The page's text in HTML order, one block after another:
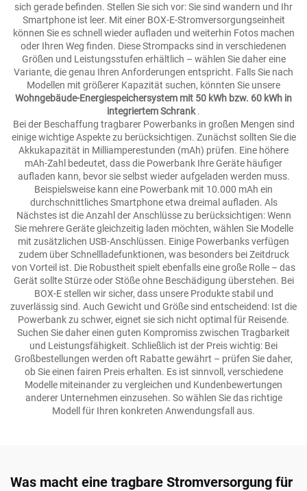
sich gerade befinden. Stellen Sie sich vor: Sie sind wandern und Ihr
Smartphone ist leer. Mit einer BOX-E-Stromversorgungseinheit
können Sie es schnell wieder aufladen und weiterhin Fotos machen
oder Ihren Weg finden. Diese Strompacks sind in verschiedenen
Größen und Leistungsstufen erhältlich – wählen Sie daher eine
Variante, die genau Ihren Anforderungen entspricht. Falls Sie nach
Modellen mit größerer Kapazität suchen, könnten Sie unsere
Wohngebäude-Energiespeichersystem mit 50 kWh bzw. 60 kWh in
integriertem Schrank.
Bei der Beschaffung tragbarer Powerbanks in großen Mengen sind
einige wichtige Aspekte zu berücksichtigen. Zunächst sollten Sie die
Akkukapazität in Milliamperestunden (mAh) prüfen. Eine höhere
mAh-Zahl bedeutet, dass die Powerbank Ihre Geräte häufiger
aufladen kann, bevor sie selbst wieder aufgeladen werden muss.
Beispielsweise kann eine Powerbank mit 10.000 mAh ein
durchschnittliches Smartphone etwa dreimal aufladen. Als
Nächstes ist die Anzahl der Anschlüsse zu berücksichtigen: Wenn
Sie mehrere Geräte gleichzeitig laden möchten, wählen Sie Modelle
mit zusätzlichen USB-Anschlüssen. Einige Powerbanks verfügen
zudem über Schnellladefunktionen, was besonders bei Zeitdruck
von Vorteil ist. Die Robustheit spielt ebenfalls eine große Rolle – das
Gerät sollte Stürze oder Stöße ohne Beschädigung überstehen. Bei
BOX-E stellen wir sicher, dass unsere Produkte stabil und
zuverlässig sind. Auch Gewicht und Größe sind entscheidend: Ist die
Powerbank zu schwer, eignet sie sich nicht optimal für Reisende.
Suchen Sie daher einen guten Kompromiss zwischen Tragbarkeit
und Leistungsfähigkeit. Schließlich ist der Preis wichtig: Bei
Großbestellungen werden oft Rabatte gewährt – prüfen Sie daher,
ob Sie einen fairen Preis erhalten. Es ist sinnvoll, verschiedene
Modelle miteinander zu vergleichen und Kundenbewertungen
anderer Unternehmen einzusehen. So wählen Sie das richtige
Modell für Ihren konkreten Anwendungsfall aus.
Was macht eine tragbare Stromversorgung für